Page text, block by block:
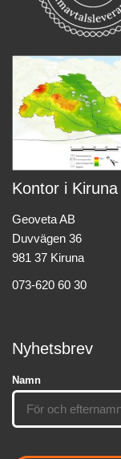
Kontor i Kiruna
Geoveta AB
Duvvägen 36
981 37 Kiruna
073-620 60 30
Nyhetsbrev
Namn